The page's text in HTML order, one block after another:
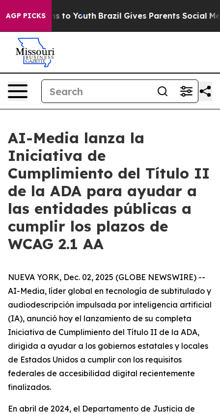
AGP PICKS
Harms to Youth Brazil Gives Parents Social
AI-Media lanza la
Iniciativa de
Cumplimiento del Título II
de la ADA para ayudar a
las entidades públicas a
cumplir los plazos de
WCAG 2.1 AA
NUEVA YORK, Dec. 02, 2025 (GLOBE NEWSWIRE) --
AI-Media, líder global en tecnología de subtitulado y
audiodescripción impulsada por inteligencia artificial
(IA), anunció hoy el lanzamiento de su completa
Iniciativa de Cumplimiento del Título II de la ADA,
dirigida a ayudar a los gobiernos estatales y locales
de Estados Unidos a cumplir con los requisitos
federales de accesibilidad digital recientemente
finalizados.
En abril de 2024, el Departamento de Justicia de